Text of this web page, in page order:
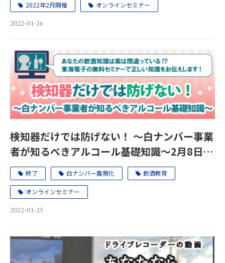
2022年2月開催 オンラインセミナー
2022-01-26
検知器だけでは防げない！ ～白ナンバー事業
者が知るべきアルコール基礎知識～2月8日
(火)、28日（月）
終了 白ナンバー義務化 飲酒教育
オンラインセミナー
2022-01-25